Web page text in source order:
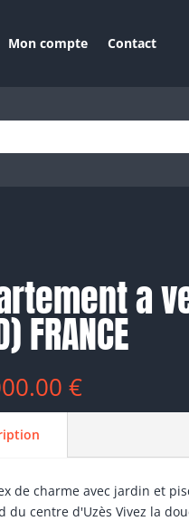
Mon compte Contact
a
FRANCE
€
de charme avec jardin et
du centre d'Uzès Vivez la